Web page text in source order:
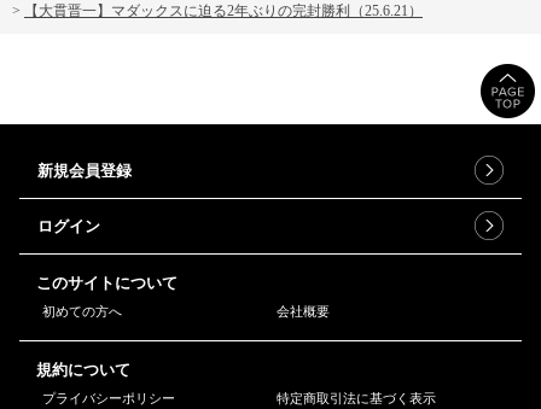
>
【大貫晋一】マダックスに迫る2年ぶりの完封勝利（25.6.21）
新規会員登録
ログイン
このサイトについて
初めての方へ 会社概要
規約について
プライバシーポリシー 特定商取引法に基づく表示